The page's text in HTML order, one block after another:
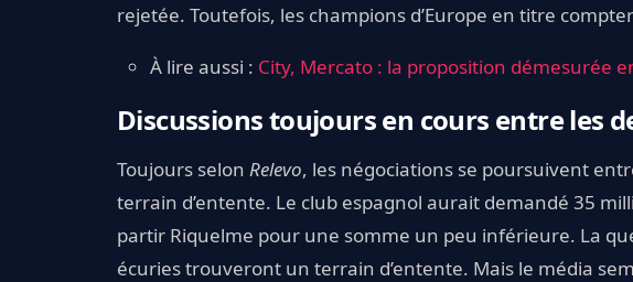
rejetée. Toutefois, les champions d’Europe en titre
À lire aussi : City, Mercato : la proposition démesurée
Discussions toujours en cours entre les
Toujours selon Relevo, les négociations se poursuivent
terrain d’entente. Le club espagnol aurait demandé 35
partir Riquelme pour une somme un peu inférieure. La
écuries trouveront un terrain d’entente. Mais le média